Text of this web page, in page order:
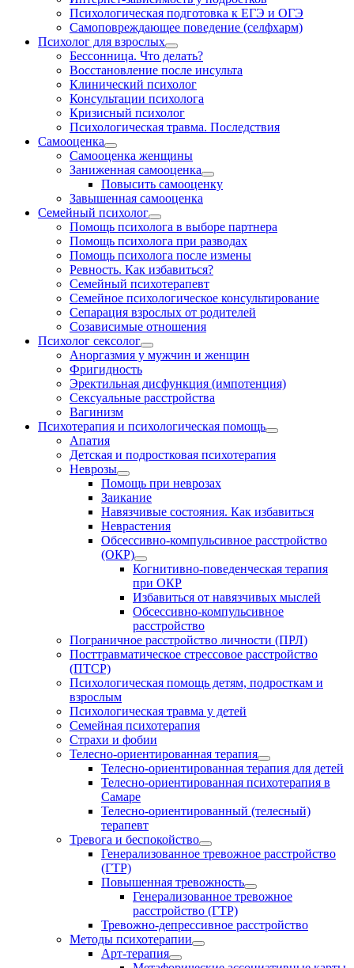
Психологическая подготовка к ЕГЭ и ОГЭ
Самоповреждающее поведение (селфхарм)
Психолог для взрослых
Бессонница. Что делать?
Восстановление после инсульта
Клинический психолог
Консультации психолога
Кризисный психолог
Психологическая травма. Последствия
Самооценка
Самооценка женщины
Заниженная самооценка
Повысить самооценку
Завышенная самооценка
Семейный психолог
Помощь психолога в выборе партнера
Помощь психолога при разводах
Помощь психолога после измены
Ревность. Как избавиться?
Семейный психотерапевт
Семейное психологическое консультирование
Сепарация взрослых от родителей
Созависимые отношения
Психолог сексолог
Аноргазмия у мужчин и женщин
Фригидность
Эректильная дисфункция (импотенция)
Сексуальные расстройства
Вагинизм
Психотерапия и психологическая помощь
Апатия
Детская и подростковая психотерапия
Неврозы
Помощь при неврозах
Заикание
Навязчивые состояния. Как избавиться
Неврастения
Обсессивно-компульсивное расстройство
(ОКР)
Когнитивно-поведенческая терапия
при ОКР
Избавиться от навязчивых мыслей
Обсессивно-компульсивное
расстройство
Пограничное расстройство личности (ПРЛ)
Посттравматическое стрессовое расстройство
(ПТСР)
Психологическая помощь детям, подросткам и
взрослым
Психологическая травма у детей
Семейная психотерапия
Страхи и фобии
Телесно-ориентированная терапия
Телесно-ориентированная терапия для детей
Телесно-ориентированная психотерапия в
Самаре
Телесно-ориентированный (телесный)
терапевт
Тревога и беспокойство
Генерализованное тревожное расстройство
(ГТР)
Повышенная тревожность
Генерализованное тревожное
расстройство (ГТР)
Тревожно-депрессивное расстройство
Методы психотерапии
Арт-терапия